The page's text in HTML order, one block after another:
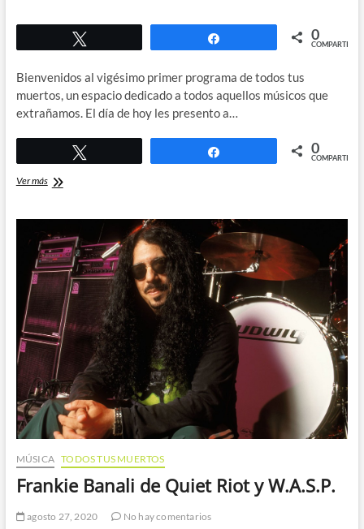
0
COMPARTIR
Bienvenidos al vigésimo primer programa de todos tus
muertos, un espacio dedicado a todos aquellos músicos que
extrañamos. El día de hoy les presento a…
0
COMPARTIR
Ver másBob
W.A.S.P.
y
Meat
Loaf.
MÚSICA TODOS TUS MUERTOS
Frankie Banali de Quiet Riot y W.A.S.P.
agosto 27, 2020
No hay comentarios